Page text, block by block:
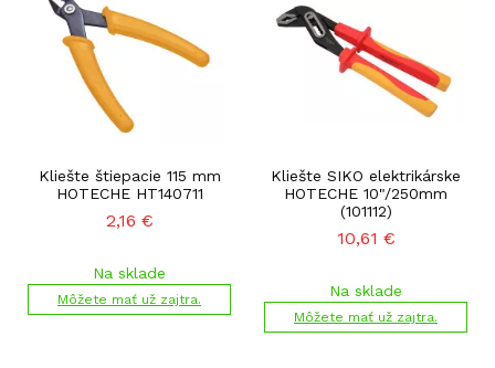
Kliešte štiepacie 115 mm
HOTECHE HT140711
2,16 €
Na sklade
Môžete mať už zajtra.
Kliešte SIKO elektrikárske
HOTECHE 10"/250mm
(101112)
10,61 €
Na sklade
Môžete mať už zajtra.